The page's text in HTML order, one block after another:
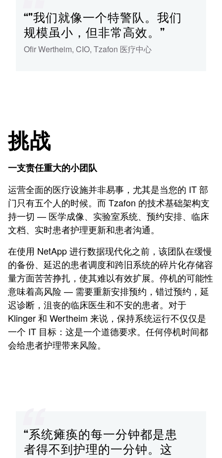
“"我们就像一个特警队。我们
规模虽小，但非常高效。”
Ofir Wertheim, CIO, Tzafon 医疗中心
挑战
一支责任重大的小团队
运营全面的医疗设施并非易事，尤其是当您的 IT 部
门只有五个人的时候。而 Tzafon 的技术基础架构支
持一切 — 医学成像、实验室系统、预约安排、临床
文档、实时患者护理更新和患者沟通。
在使用 NetApp 进行数据现代化之前，该团队在缓慢
的备份、延迟的患者调度和跨旧系统的碎片化存储容
量方面苦苦挣扎，使其难以有效扩展。停机的可能性
意味着高风险 — 需要重新安排预约，错过预约，延
迟诊断，沮丧的临床医生和不安的患者。对于
Klinger 和 Wertheim 来说，保持系统运行不仅仅是
一个 IT 目标：这是一个道德要求。任何停机时间都
会给患者护理带来风险。
“系统瘫痪的每一分钟都是患
者得不到护理的一分钟。这